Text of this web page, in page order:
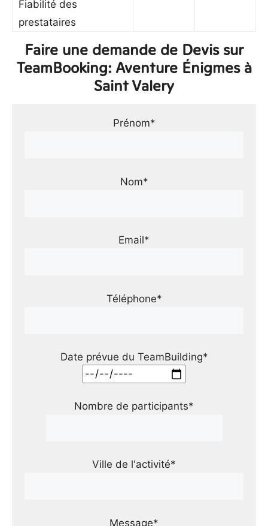
Fiabilité des
prestataires
Faire une demande de Devis sur
TeamBooking: Aventure Énigmes à
Saint Valery
Prénom*
Nom*
Email*
Téléphone*
Date prévue du TeamBuilding*
Nombre de participants*
Ville de l'activité*
Message*